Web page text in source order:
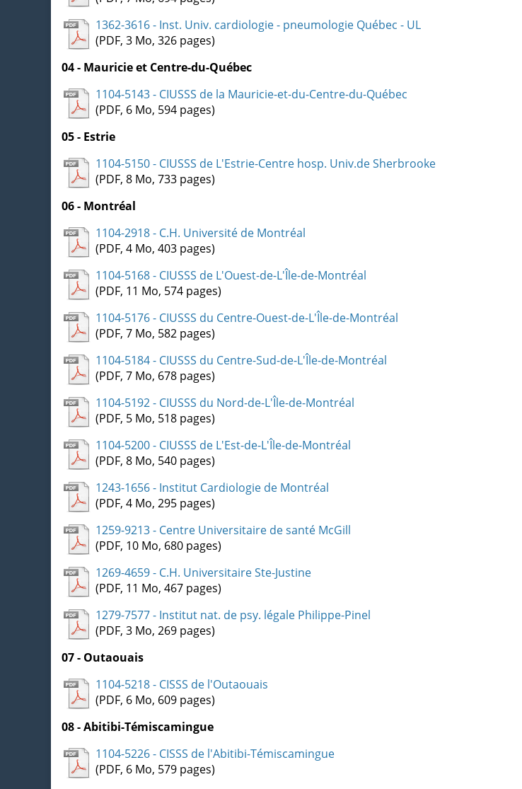
1362-3616 - Inst. Univ. cardiologie - pneumologie Québec - UL
(PDF, 3 Mo, 326 pages)
04 - Mauricie et Centre-du-Québec
1104-5143 - CIUSSS de la Mauricie-et-du-Centre-du-Québec
(PDF, 6 Mo, 594 pages)
05 - Estrie
1104-5150 - CIUSSS de L'Estrie-Centre hosp. Univ.de Sherbrooke
(PDF, 8 Mo, 733 pages)
06 - Montréal
1104-2918 - C.H. Université de Montréal
(PDF, 4 Mo, 403 pages)
1104-5168 - CIUSSS de L'Ouest-de-L'Île-de-Montréal
(PDF, 11 Mo, 574 pages)
1104-5176 - CIUSSS du Centre-Ouest-de-L'Île-de-Montréal
(PDF, 7 Mo, 582 pages)
1104-5184 - CIUSSS du Centre-Sud-de-L'Île-de-Montréal
(PDF, 7 Mo, 678 pages)
1104-5192 - CIUSSS du Nord-de-L'Île-de-Montréal
(PDF, 5 Mo, 518 pages)
1104-5200 - CIUSSS de L'Est-de-L'Île-de-Montréal
(PDF, 8 Mo, 540 pages)
1243-1656 - Institut Cardiologie de Montréal
(PDF, 4 Mo, 295 pages)
1259-9213 - Centre Universitaire de santé McGill
(PDF, 10 Mo, 680 pages)
1269-4659 - C.H. Universitaire Ste-Justine
(PDF, 11 Mo, 467 pages)
1279-7577 - Institut nat. de psy. légale Philippe-Pinel
(PDF, 3 Mo, 269 pages)
07 - Outaouais
1104-5218 - CISSS de l'Outaouais
(PDF, 6 Mo, 609 pages)
08 - Abitibi-Témiscamingue
1104-5226 - CISSS de l'Abitibi-Témiscamingue
(PDF, 6 Mo, 579 pages)